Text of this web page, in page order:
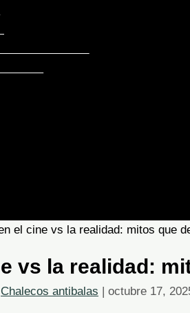
vs la realidad:
Chalecos antibalas | octubre 17,